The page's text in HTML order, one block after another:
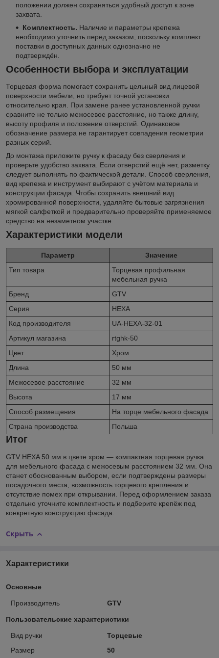
положении должен сохраняться удобный доступ к зоне
захвата.
Комплектность. Наличие и параметры крепежа
необходимо уточнить перед заказом, поскольку комплект
поставки в доступных данных однозначно не
подтверждён.
Особенности выбора и эксплуатации
Торцевая форма помогает сохранить цельный вид лицевой
поверхности мебели, но требует точной установки
относительно края. При замене ранее установленной ручки
сравните не только межосевое расстояние, но также длину,
высоту профиля и положение отверстий. Одинаковое
обозначение размера не гарантирует совпадения геометрии
разных серий.
До монтажа приложите ручку к фасаду без сверления и
проверьте удобство захвата. Если отверстий ещё нет, разметку
следует выполнять по фактической детали. Способ сверления,
вид крепежа и инструмент выбирают с учётом материала и
конструкции фасада. Чтобы сохранить внешний вид
хромированной поверхности, удаляйте бытовые загрязнения
мягкой салфеткой и предварительно проверяйте применяемое
средство на незаметном участке.
Характеристики модели
Параметр
Значение
Тип товара
Торцевая профильная
мебельная ручка
Бренд
GTV
Серия
HEXA
Код производителя
UA-HEXA-32-01
Артикул магазина
rtghk-50
Цвет
Хром
Длина
50 мм
Межосевое расстояние
32 мм
Высота
17 мм
Способ размещения
На торце мебельного фасада
Страна производства
Польша
Итог
GTV HEXA 50 мм в цвете хром — компактная торцевая ручка
для мебельного фасада с межосевым расстоянием 32 мм. Она
станет обоснованным выбором, если подтверждены размеры
посадочного места, возможность торцевого крепления и
отсутствие помех при открывании. Перед оформлением заказа
отдельно уточните комплектность и подберите крепёж под
конкретную конструкцию фасада.
Скрыть
Характеристики
Основные
Производитель GTV
Пользовательские характеристики
Вид ручки
Торцевые
Размер
50